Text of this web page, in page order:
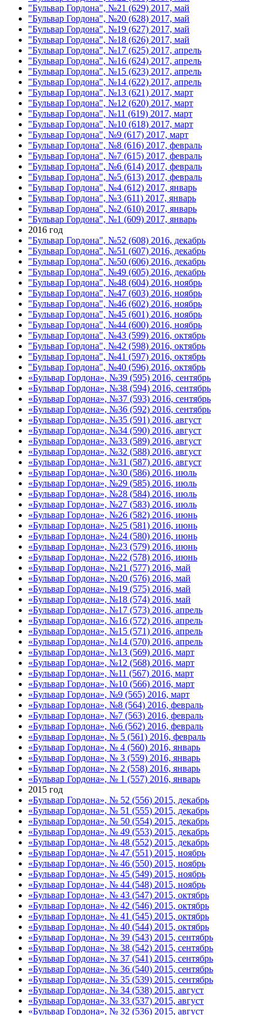
"Бульвар Гордона", №21 (629) 2017, май
"Бульвар Гордона", №20 (628) 2017, май
"Бульвар Гордона", №19 (627) 2017, май
"Бульвар Гордона", №18 (626) 2017, май
"Бульвар Гордона", №17 (625) 2017, апрель
"Бульвар Гордона", №16 (624) 2017, апрель
"Бульвар Гордона", №15 (623) 2017, апрель
"Бульвар Гордона", №14 (622) 2017, апрель
"Бульвар Гордона", №13 (621) 2017, март
"Бульвар Гордона", №12 (620) 2017, март
"Бульвар Гордона", №11 (619) 2017, март
"Бульвар Гордона", №10 (618) 2017, март
"Бульвар Гордона", №9 (617) 2017, март
"Бульвар Гордона", №8 (616) 2017, февраль
"Бульвар Гордона", №7 (615) 2017, февраль
"Бульвар Гордона", №6 (614) 2017, февраль
"Бульвар Гордона", №5 (613) 2017, февраль
"Бульвар Гордона", №4 (612) 2017, январь
"Бульвар Гордона", №3 (611) 2017, январь
"Бульвар Гордона", №2 (610) 2017, январь
"Бульвар Гордона", №1 (609) 2017, январь
2016 год
"Бульвар Гордона", №52 (608) 2016, декабрь
"Бульвар Гордона", №51 (607) 2016, декабрь
"Бульвар Гордона", №50 (606) 2016, декабрь
"Бульвар Гордона", №49 (605) 2016, декабрь
"Бульвар Гордона", №48 (604) 2016, ноябрь
"Бульвар Гордона", №47 (603) 2016, ноябрь
"Бульвар Гордона", №46 (602) 2016, ноябрь
"Бульвар Гордона", №45 (601) 2016, ноябрь
"Бульвар Гордона", №44 (600) 2016, ноябрь
"Бульвар Гордона", №43 (599) 2016, октябрь
"Бульвар Гордона", №42 (598) 2016, октябрь
"Бульвар Гордона", №41 (597) 2016, октябрь
"Бульвар Гордона", №40 (596) 2016, октябрь
«Бульвар Гордона», №39 (595) 2016, сентябрь
«Бульвар Гордона», №38 (594) 2016, сентябрь
«Бульвар Гордона», №37 (593) 2016, сентябрь
«Бульвар Гордона», №36 (592) 2016, сентябрь
«Бульвар Гордона», №35 (591) 2016, август
«Бульвар Гордона», №34 (590) 2016, август
«Бульвар Гордона», №33 (589) 2016, август
«Бульвар Гордона», №32 (588) 2016, август
«Бульвар Гордона», №31 (587) 2016, август
«Бульвар Гордона», №30 (586) 2016, июль
«Бульвар Гордона», №29 (585) 2016, июль
«Бульвар Гордона», №28 (584) 2016, июль
«Бульвар Гордона», №27 (583) 2016, июль
«Бульвар Гордона», №26 (582) 2016, июнь
«Бульвар Гордона», №25 (581) 2016, июнь
«Бульвар Гордона», №24 (580) 2016, июнь
«Бульвар Гордона», №23 (579) 2016, июнь
«Бульвар Гордона», №22 (578) 2016, июнь
«Бульвар Гордона», №21 (577) 2016, май
«Бульвар Гордона», №20 (576) 2016, май
«Бульвар Гордона», №19 (575) 2016, май
«Бульвар Гордона», №18 (574) 2016, май
«Бульвар Гордона», №17 (573) 2016, апрель
«Бульвар Гордона», №16 (572) 2016, апрель
«Бульвар Гордона», №15 (571) 2016, апрель
«Бульвар Гордона», №14 (570) 2016, апрель
«Бульвар Гордона», №13 (569) 2016, март
«Бульвар Гордона», №12 (568) 2016, март
«Бульвар Гордона», №11 (567) 2016, март
«Бульвар Гордона», №10 (566) 2016, март
«Бульвар Гордона», №9 (565) 2016, март
«Бульвар Гордона», №8 (564) 2016, февраль
«Бульвар Гордона», №7 (563) 2016, февраль
«Бульвар Гордона», №6 (562) 2016, февраль
«Бульвар Гордона», № 5 (561) 2016, февраль
«Бульвар Гордона», № 4 (560) 2016, январь
«Бульвар Гордона», № 3 (559) 2016, январь
«Бульвар Гордона», № 2 (558) 2016, январь
«Бульвар Гордона», № 1 (557) 2016, январь
2015 год
«Бульвар Гордона», № 52 (556) 2015, декабрь
«Бульвар Гордона», № 51 (555) 2015, декабрь
«Бульвар Гордона», № 50 (554) 2015, декабрь
«Бульвар Гордона», № 49 (553) 2015, декабрь
«Бульвар Гордона», № 48 (552) 2015, декабрь
«Бульвар Гордона», № 47 (551) 2015, ноябрь
«Бульвар Гордона», № 46 (550) 2015, ноябрь
«Бульвар Гордона», № 45 (549) 2015, ноябрь
«Бульвар Гордона», № 44 (548) 2015, ноябрь
«Бульвар Гордона», № 43 (547) 2015, октябрь
«Бульвар Гордона», № 42 (546) 2015, октябрь
«Бульвар Гордона», № 41 (545) 2015, октябрь
«Бульвар Гордона», № 40 (544) 2015, октябрь
«Бульвар Гордона», № 39 (543) 2015, сентябрь
«Бульвар Гордона», № 38 (542) 2015, сентябрь
«Бульвар Гордона», № 37 (541) 2015, сентябрь
«Бульвар Гордона», № 36 (540) 2015, сентябрь
«Бульвар Гордона», № 35 (539) 2015, сентябрь
«Бульвар Гордона», № 34 (538) 2015, август
«Бульвар Гордона», № 33 (537) 2015, август
«Бульвар Гордона», № 32 (536) 2015, август